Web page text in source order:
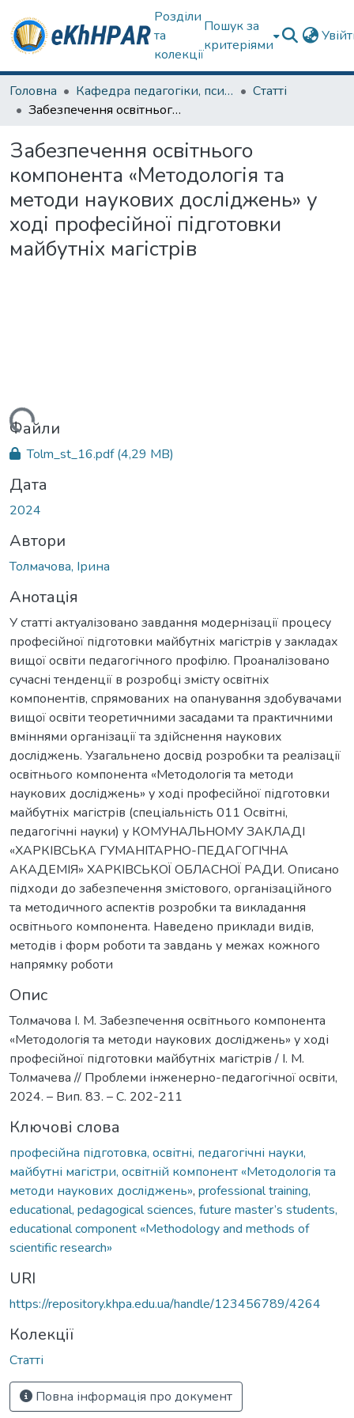
Розділи
та
колекції
Пошук за
критеріями
Головна Кафедра педагогіки, психології, початкової освіти та освітнього менеджменту
Статті
Забезпечення освітнього компонента «Методологія та методи наукових досліджень» у ході професійної підготовки майбутніх магістрів
Забезпечення освітнього
компонента «Методологія та
методи наукових досліджень» у
ході професійної підготовки
майбутніх магістрів
Файли
Tolm_st_16.pdf(4,29 MB)
Дата
2024
Автори
Толмачова, Ірина
Анотація
У статті актуалізовано завдання модернізації процесу
професійної підготовки майбутніх магістрів у закладах
вищої освіти педагогічного профілю. Проаналізовано
сучасні тенденції в розробці змісту освітніх
компонентів, спрямованих на опанування здобувачами
вищої освіти теоретичними засадами та практичними
вміннями організації та здійснення наукових
досліджень. Узагальнено досвід розробки та реалізації
освітнього компонента «Методологія та методи
наукових досліджень» у ході професійної підготовки
майбутніх магістрів (спеціальність 011 Освітні,
педагогічні науки) у КОМУНАЛЬНОМУ ЗАКЛАДІ
«ХАРКІВСЬКА ГУМАНІТАРНО-ПЕДАГОГІЧНА
АКАДЕМІЯ» ХАРКІВСЬКОЇ ОБЛАСНОЇ РАДИ. Описано
підходи до забезпечення змістового, організаційного
та методичного аспектів розробки та викладання
освітнього компонента. Наведено приклади видів,
методів і форм роботи та завдань у межах кожного
напрямку роботи
Опис
Толмачова І. М. Забезпечення освітнього компонента
«Методологія та методи наукових досліджень» у ході
професійної підготовки майбутніх магістрів / І. М.
Толмачева // Проблеми інженерно-педагогічної освіти,
2024. – Вип. 83. – С. 202-211
Ключові слова
професійна підготовка, освітні, педагогічні науки,
майбутні магістри, освітній компонент «Методологія та
методи наукових досліджень», professional training,
educational, pedagogical sciences, future master’s students,
educational component «Methodology and methods of
scientific research»
URI
https://repository.khpa.edu.ua/handle/123456789/4264
Колекції
Статті
Повна інформація про документ